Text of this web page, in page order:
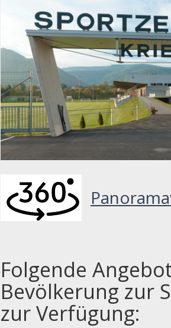
Folgende
Bevölkerung zur
zur Verfügung: